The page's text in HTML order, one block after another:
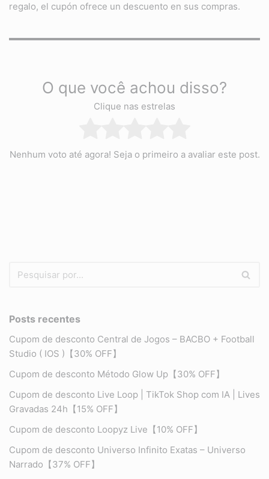
regalo, el cupón ofrece un descuento en sus compras.
O que você achou disso?
Clique nas estrelas
Nenhum voto até agora! Seja o primeiro a avaliar este post.
Posts recentes
Cupom de desconto Central de Jogos – BACBO + Football
Studio ( IOS )【30% OFF】
Cupom de desconto Método Glow Up【30% OFF】
Cupom de desconto Live Loop | TikTok Shop com IA | Lives
Gravadas 24h【15% OFF】
Cupom de desconto Loopyz Live【10% OFF】
Cupom de desconto Universo Infinito Exatas – Universo
Narrado【37% OFF】